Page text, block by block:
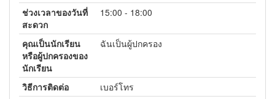
ช่วงเวลาของวันที่
สะดวก
15:00 - 18:00
คุณเป็นนักเรียน
หรือผู้ปกครองของ
นักเรียน
ฉันเป็นผู้ปกครอง
วิธีการติดต่อ
เบอร์โทร